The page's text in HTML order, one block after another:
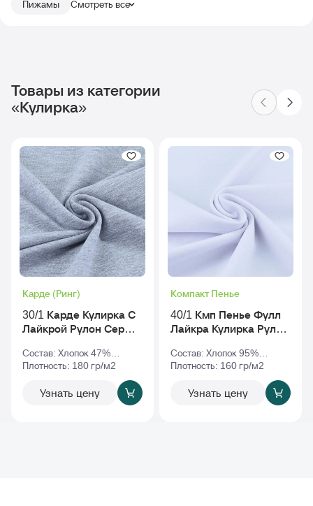
Пижамы
Смотреть все
Товары из категории
«Кулирка»
Карде (Ринг)
30/1 Карде Кулирка С
Лайкрой Рулон Серый-
Состав: Хлопок 47%
Полиэстер 47% Эластан
Плотность: 180 гр/м2
Узнать цену
Компакт Пенье
40/1 Кмп Пенье Фулл
Лайкра Кулирка Рулон
Состав: Хлопок 95%
Эластан 5%
Плотность: 160 гр/м2
Узнать цену